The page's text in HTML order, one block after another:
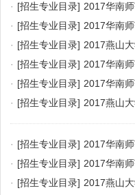
· [招生专业目录] 2017华南
· [招生专业目录] 2017华南
· [招生专业目录] 2017燕山
· [招生专业目录] 2017华南
· [招生专业目录] 2017华南
· [招生专业目录] 2017燕山
· [招生专业目录] 2017华南
· [招生专业目录] 2017华南
· [招生专业目录] 2017燕山